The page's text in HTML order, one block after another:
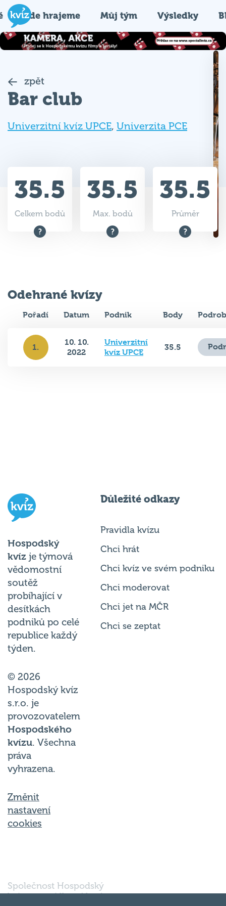
Kde hrajeme Můj tým Výsledky
zpět
Bar club
Univerzitní kvíz UPCE, Univerzita PCE
35.5
Celkem bodů
35.5
Max. bodů
35.5
Průměr
Odehrané kvízy
Pořadí Datum Podnik Body
1.
10. 10.
2022
Univerzitní
kvíz UPCE
35.5
Hospodský
kvíz je týmová
vědomostní
soutěž
probíhající v
desítkách
podniků po celé
republice každý
týden.
© 2026
Hospodský kvíz
s.r.o. je
provozovatelem
Hospodského
kvízu. Všechna
práva
vyhrazena.
Změnit
nastavení
cookies
Důležité odkazy
Pravidla kvízu
Chci hrát
Chci kvíz ve svém podniku
Chci moderovat
Chci jet na MČR
Chci se zeptat
Společnost Hospodský
kvíz s.r.o., sídlem Nové